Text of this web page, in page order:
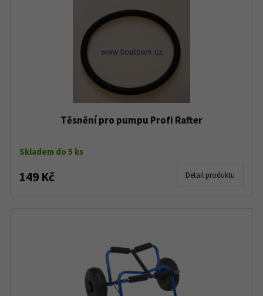
Těsnění pro pumpu Profi Rafter
Skladem do 5 ks
149 Kč Detail produktu